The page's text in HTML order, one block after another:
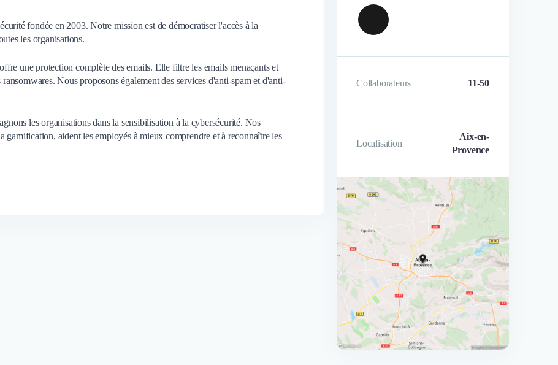
Collaborateurs 11-50
Localisation
Aix-en-
Provence
fondée en 2003. Notre mission est de démocratiser l'accès à la
les organisations.
une protection complète des emails. Elle filtre les emails menaçants et
Nous proposons également des services d'anti-spam et d'anti-
les organisations dans la sensibilisation à la cybersécurité. Nos
aident les employés à mieux comprendre et à reconnaître les